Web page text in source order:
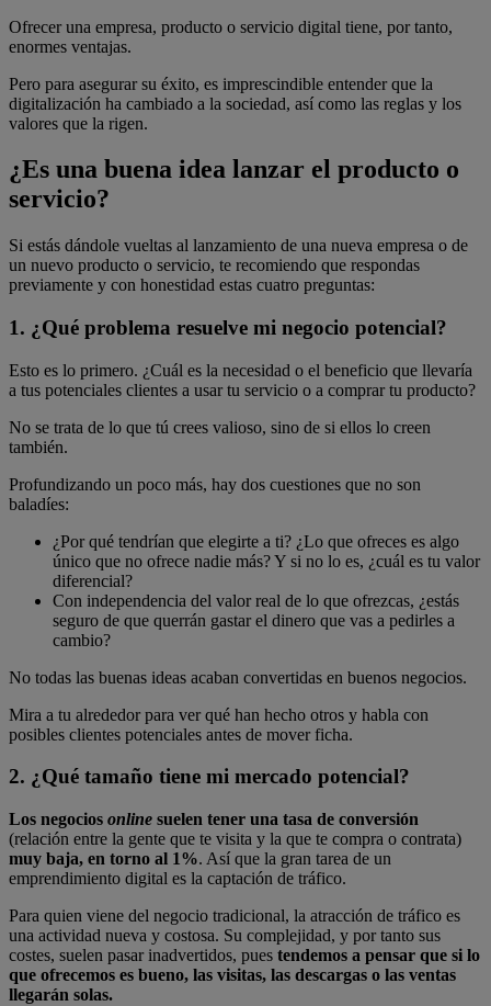
Ofrecer una empresa, producto o servicio digital tiene, por tanto,
enormes ventajas.
Pero para asegurar su éxito, es imprescindible entender que la
digitalización ha cambiado a la sociedad, así como las reglas y los
valores que la rigen.
¿Es una buena idea lanzar el producto o
servicio?
Si estás dándole vueltas al lanzamiento de una nueva empresa o de
un nuevo producto o servicio, te recomiendo que respondas
previamente y con honestidad estas cuatro preguntas:
1. ¿Qué problema resuelve mi negocio potencial?
Esto es lo primero. ¿Cuál es la necesidad o el beneficio que llevaría
a tus potenciales clientes a usar tu servicio o a comprar tu producto?
No se trata de lo que tú crees valioso, sino de si ellos lo creen
también.
Profundizando un poco más, hay dos cuestiones que no son
baladíes:
¿Por qué tendrían que elegirte a ti? ¿Lo que ofreces es algo
único que no ofrece nadie más? Y si no lo es, ¿cuál es tu valor
diferencial?
Con independencia del valor real de lo que ofrezcas, ¿estás
seguro de que querrán gastar el dinero que vas a pedirles a
cambio?
No todas las buenas ideas acaban convertidas en buenos negocios.
Mira a tu alrededor para ver qué han hecho otros y habla con
posibles clientes potenciales antes de mover ficha.
2. ¿Qué tamaño tiene mi mercado potencial?
Los negocios online suelen tener una tasa de conversión
(relación entre la gente que te visita y la que te compra o contrata)
muy baja, en torno al 1%. Así que la gran tarea de un
emprendimiento digital es la captación de tráfico.
Para quien viene del negocio tradicional, la atracción de tráfico es
una actividad nueva y costosa. Su complejidad, y por tanto sus
costes, suelen pasar inadvertidos, pues tendemos a pensar que si lo
que ofrecemos es bueno, las visitas, las descargas o las ventas
llegarán solas.